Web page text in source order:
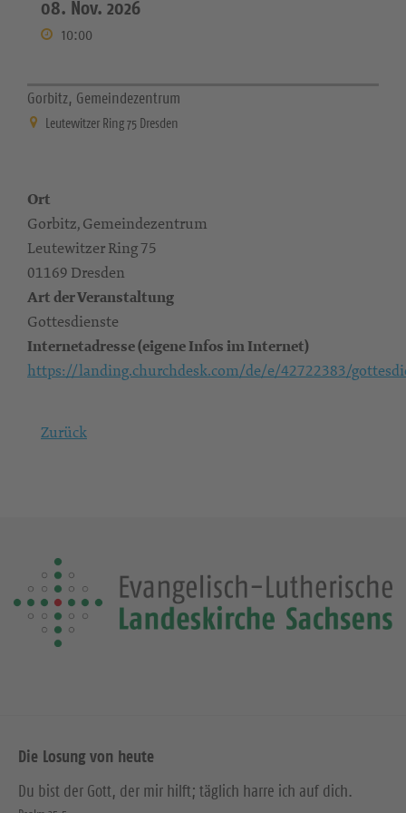
08. Nov. 2026
10:00
Gorbitz, Gemeindezentrum
Leutewitzer Ring 75 Dresden
Ort
Gorbitz, Gemeindezentrum
Leutewitzer Ring 75
01169 Dresden
Art der Veranstaltung
Gottesdienste
Internetadresse (eigene Infos im Internet)
https://landing.churchdesk.com/de/e/42722383/
Zurück
Die Losung von heute
Du bist der Gott, der mir hilft; täglich harre ich auf dich.